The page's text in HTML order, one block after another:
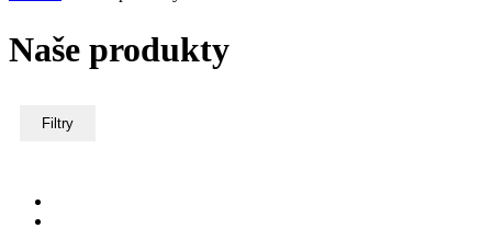
Naše produkty
Filtry